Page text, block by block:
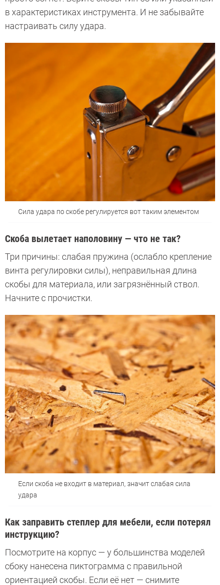
в характеристиках инструмента. И не забывайте
настраивать силу удара.
Сила удара по скобе регулируется вот таким элементом
Скоба вылетает наполовину — что не так?
Три причины: слабая пружина (ослабло крепление
винта регулировки силы), неправильная длина
скобы для материала, или загрязнённый ствол.
Начните с прочистки.
Если скоба не входит в материал, значит слабая сила
удара
Как заправить степлер для мебели, если потерял
инструкцию?
Посмотрите на корпус — у большинства моделей
сбоку нанесена пиктограмма с правильной
ориентацией скобы. Если её нет — снимите